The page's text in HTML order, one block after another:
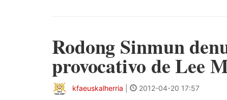
Rodong Sinmun
provocativo de Lee
kfaeuskalherria 2012-04-20 17:57